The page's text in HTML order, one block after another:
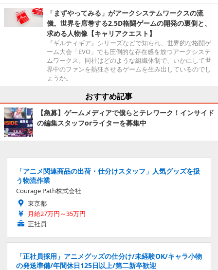
「まずやってみる」がアークシステムワークスの流
儀。世界を席巻する2.5D格闘ゲームの開発の裏側と、
求める人物像【キャリアクエスト】
『ギルティギア』シリーズなどで知られ、世界的な格闘ゲ
ーム大会「EVO」でも圧倒的な存在感を放つアークシステ
ムワークス。同社はどのような組織体制で、いかにして世
界中のファンを熱狂させるゲームを生み出しているのでし
ょうか。
おすすめ記事
【急募】ゲームメディアで僕らとテレワーク！インサイド
の編集スタッフorライターを募集中
「アニメ関連商品の出荷・仕分けスタッフ」人気グッズを扱
う物流作業
Courage Path株式会社
東京都
月給27万円～35万円
正社員
「正社員採用」アニメグッズの仕分け/未経験OK/キャラ小物
の発送準備/年間休日125日以上/第二新卒歓迎